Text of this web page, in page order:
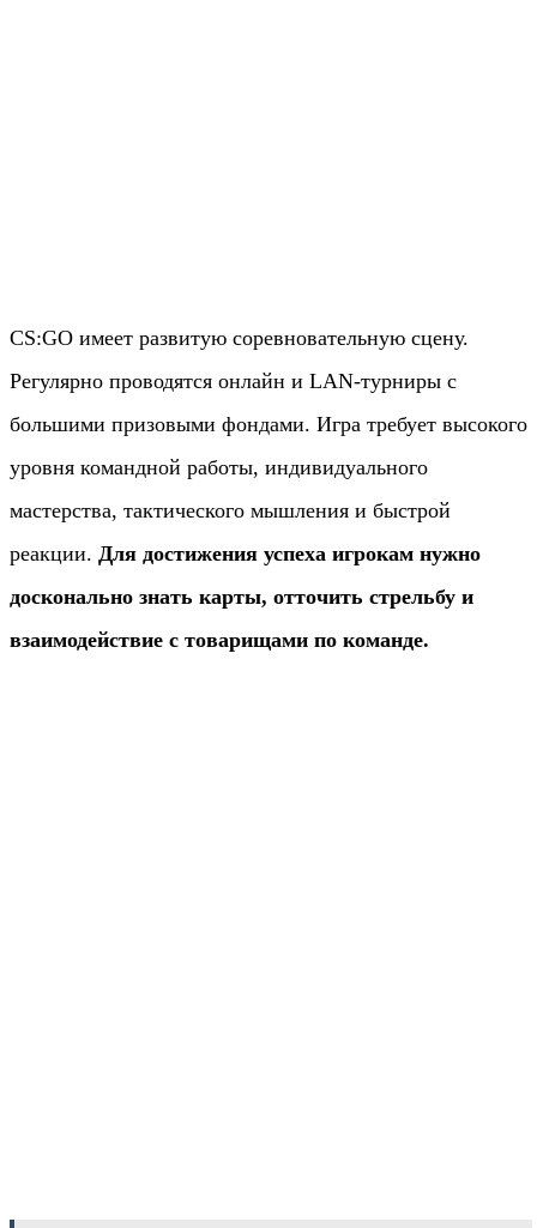
CS:GO имеет развитую соревновательную сцену.
Регулярно проводятся онлайн и LAN-турниры с
большими призовыми фондами. Игра требует высокого
уровня командной работы, индивидуального
мастерства, тактического мышления и быстрой
реакции. Для достижения успеха игрокам нужно
досконально знать карты, отточить стрельбу и
взаимодействие с товарищами по команде.